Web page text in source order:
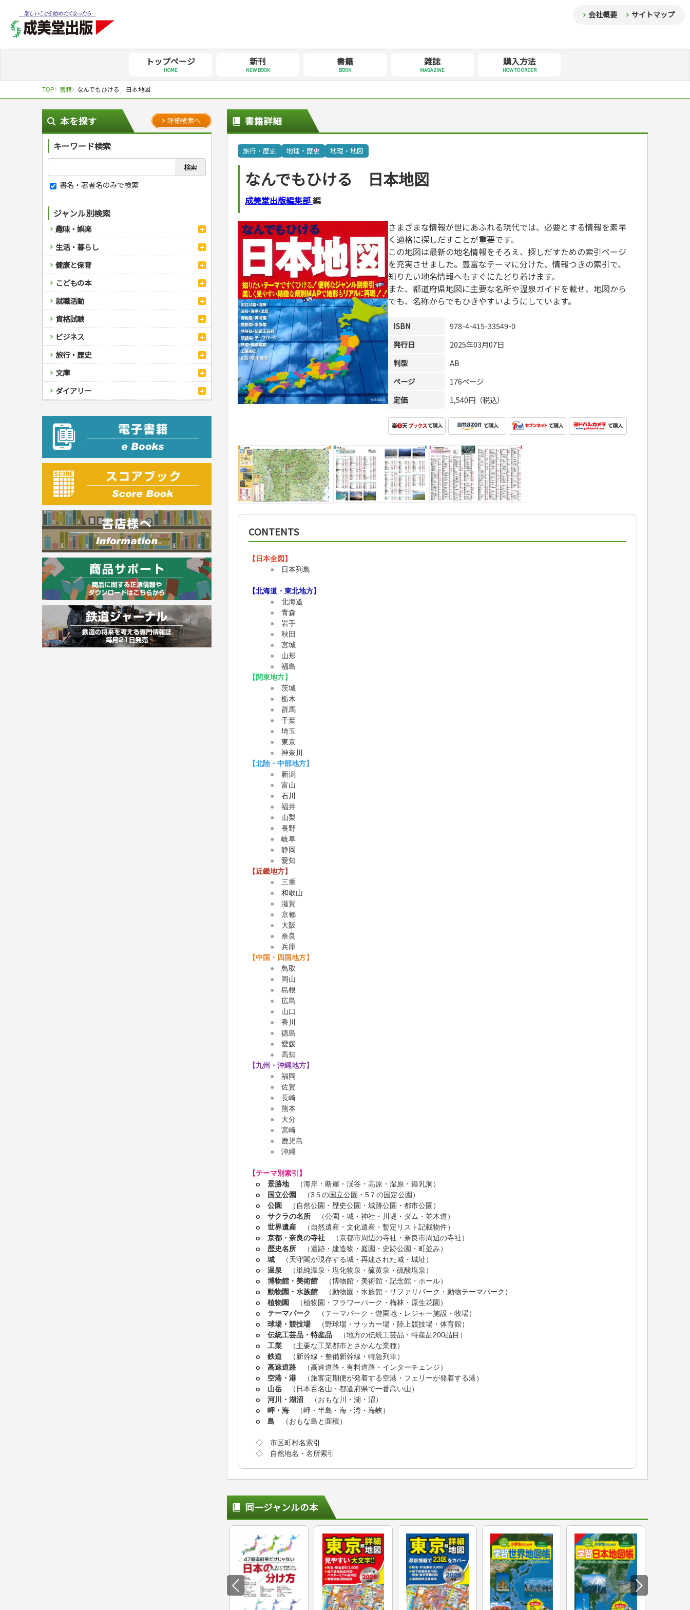
会社概要 サイトマップ
トップページ
HOME
新刊
NEW BOOK
書籍
BOOK
雑誌
MAGAZINE
購入方法
HOW TO ORDER
TOP 書籍 なんでもひける 日本地図
本を探す 詳細検索へ
キーワード検索
書名・著者名のみで検索
ジャンル別検索
趣味・娯楽
スポーツ
スポーツルール
野球
ゴルフ
トレーニング
ジュニアスポーツ
その他スポーツ
自然・アウトドア・ペット
アウトドア
犬・猫
ペット・飼育
園芸・野菜づくり
雑学
娯楽・ゲーム・占い
ナンプレ
囲碁・将棋・麻雀
ゲーム・マジック
家相・風水・占い
カルチャー・芸術・趣味
鉄道・車・自転車
音楽・楽器
趣味・鑑賞・カメラ
絵画・デッサン
俳句・詩・ことば
辞典・語学
辞典
語学・旅行会話
運転免許
原付・二輪
普通免許
その他免許
生活・暮らし
料理
料理・レシピ
おもてなし・ごちそう料理
各国料理
お弁当
健康メニュー・ダイエット
調理器具クッキング
お菓子・ケーキ・パン
飲み物・お酒
手芸・クラフト
編み物
ソーイング
クラフト
住まい・インテリア・暮らし
インテリア・ハウジング
収納・掃除・暮らし
美容・ファッション
ダイエット・エクササイズ
メイク・ネイル・ヘア
着物・着つけ
冠婚葬祭・手紙・ペン字
冠婚葬祭・スピーチ・マナー
手紙・ペン字
妊娠・出産・育児
妊娠・出産・育児
離乳食・幼児食・こどもレシピ
健康と保育
家庭医学・健康
ツボ・マッサージ
家庭医学・病気
健康知識
栄養事典
生活習慣病
看護・介護
看護一般
介護一般
保育・教育
パネルシアター
指導マニュアル
こどもの本
児童一般
おりがみ・あやとり
なぞなぞ・ゲーム
占い・心理ゲーム
のりもの・ずかん
読み物・絵本
音と光のでる絵本
学参・ドリル
夏休みドリル
総復習ドリル
学習・地図
自由研究・読書感想文
えんぴつちょう
就職活動
就職活動
就職試験
公務員試験
資格試験
検定試験・資格試験
英語検定・TOEIC
漢字検定・数学検定
簿記検定
ケアマネジャー
介護・社会福祉士
司法書士・社労士
行政書士・宅建
FP
衛生管理・運行管理
建築・土木
電気・危険物
調理師
スキル・キャリアアップ
危険物取扱者
消防設備士
登録販売者
その他資格試験
ビジネス
経営・経済・法律
マネー・株・資産
簿記・経理・税金・保険
その他ビジネス
自己啓発
ビジネス読み物
旅行・歴史
国内・海外旅行
国外旅行
国内旅行
散歩・グルメ
地理・歴史
地理・地図
歴史
文庫
文庫
成美文庫
ダイアリー
プラチナダイアリー プレステージ
書籍詳細
旅行・歴史 地理・歴史 地理・地図
なんでもひける 日本地図
成美堂出版編集部編
さまざまな情報が世にあふれる現代では、必要とする情報を素早
く適格に探しだすことが重要です。
この地図は最新の地名情報をそろえ、探しだすための索引ページ
を充実させました。豊富なテーマに分けた、情報つきの索引で、
知りたい地名情報へもすぐにたどり着けます。
また、都道府県地図に主要な名所や温泉ガイドを載せ、地図から
でも、名称からでもひきやすいようにしています。
ISBN
978-4-415-33549-0
発行日
2025年03月07日
判型
AB
ページ
176ページ
定価
1,540円（税込）
CONTENTS
【日本全図】
● 日本列島
【北海道・東北地方】
● 北海道
● 青森
● 岩手
● 秋田
● 宮城
● 山形
● 福島
【関東地方】
● 茨城
● 栃木
● 群馬
● 千葉
● 埼玉
● 東京
● 神奈川
【北陸・中部地方】
● 新潟
● 富山
● 石川
● 福井
● 山梨
● 長野
● 岐阜
● 静岡
● 愛知
【近畿地方】
● 三重
● 和歌山
● 滋賀
● 京都
● 大阪
● 奈良
● 兵庫
【中国・四国地方】
● 鳥取
● 岡山
● 島根
● 広島
● 山口
● 香川
● 徳島
● 愛媛
● 高知
【九州・沖縄地方】
● 福岡
● 佐賀
● 長崎
● 熊本
● 大分
● 宮崎
● 鹿児島
● 沖縄
【テーマ別索引】
o 景勝地（海岸・断崖・渓谷・高原・湿原・鍾乳洞）
o 国立公園
（3５の国立公園・5７の国定公園）
o 公園
（自然公園・歴史公園・城跡公園・都市公園）
o サクラの名所 （公園・城・神社・川堤・ダム・並木道）
o 世界遺産 （自然遺産・文化遺産・暫定リスト記載物件）
o 京都・奈良の寺社 （京都市周辺の寺社・奈良市周辺の寺社）
o 歴史名所 （遺跡・建造物・庭園・史跡公園・町並み）
o 城 （天守閣が現存する城・再建された城・城址）
o 温泉 （単純温泉・塩化物泉・硫黄泉・硫酸塩泉）
o 博物館・美術館 （博物館・美術館・記念館・ホール）
o 動物園・水族館 （動物園・水族館・サファリパーク・動物テーマパーク）
o 植物園
（植物園・フラワーパーク・梅林・原生花園）
o テーマパーク
（テーマパーク・遊園地・レジャー施設・牧場）
o 球場・競技場（野球場・サッカー場・陸上競技場・体育館）
o 伝統工芸品・特産品 （地方の伝統工芸品・特産品200品目）
o 工業 （主要な工業都市とさかんな業種）
o 鉄道 （新幹線・整備新幹線・特急列車）
o 高速道路 （高速道路・有料道路・インターチェンジ）
o 空港・港 （旅客定期便が発着する空港・フェリーが発着する港）
o 山岳 （日本百名山・都道府県で一番高い山）
o 河川・湖沼 （おもな川・湖・沼）
o 岬・海 （岬・半島・海・湾・海峡）
o 島 （おもな島と面積）
◇ 市区町村名索引
◇ 自然地名・名所索引
同一ジャンルの本